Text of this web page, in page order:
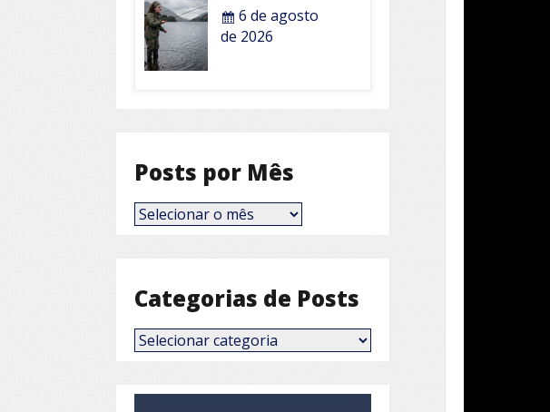
6 de agosto
de 2026
Posts por Mês
Posts
por
Categorias de Posts
Categorias
de